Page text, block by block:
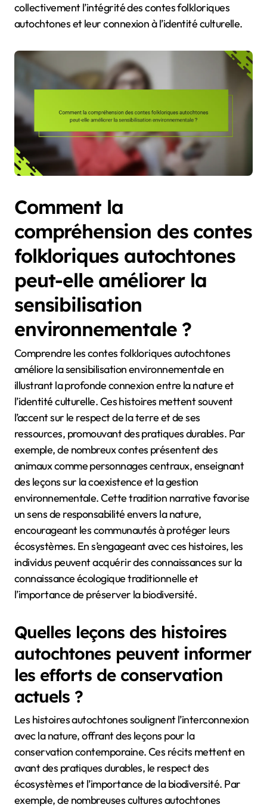
collectivement l’intégrité des contes folkloriques
autochtones et leur connexion à l’identité culturelle.
Comment la
compréhension des contes
folkloriques autochtones
peut-elle améliorer la
sensibilisation
environnementale ?
Comprendre les contes folkloriques autochtones
améliore la sensibilisation environnementale en
illustrant la profonde connexion entre la nature et
l’identité culturelle. Ces histoires mettent souvent
l’accent sur le respect de la terre et de ses
ressources, promouvant des pratiques durables. Par
exemple, de nombreux contes présentent des
animaux comme personnages centraux, enseignant
des leçons sur la coexistence et la gestion
environnementale. Cette tradition narrative favorise
un sens de responsabilité envers la nature,
encourageant les communautés à protéger leurs
écosystèmes. En s’engageant avec ces histoires, les
individus peuvent acquérir des connaissances sur la
connaissance écologique traditionnelle et
l’importance de préserver la biodiversité.
Quelles leçons des histoires
autochtones peuvent informer
les efforts de conservation
actuels ?
Les histoires autochtones soulignent l’interconnexion
avec la nature, offrant des leçons pour la
conservation contemporaine. Ces récits mettent en
avant des pratiques durables, le respect des
écosystèmes et l’importance de la biodiversité. Par
exemple, de nombreuses cultures autochtones